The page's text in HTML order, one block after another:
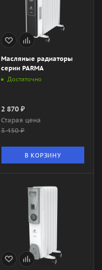
Масляные радиаторы
серии PARMA
Достаточно
2 870₽
Старая цена
3 450₽
В КОРЗИНУ